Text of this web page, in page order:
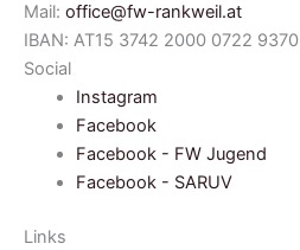
Mail: office@fw-rankweil.at
IBAN: AT15 3742 2000 0722 9370
Social
Instagram
Facebook
Facebook - FW Jugend
Facebook - SARUV
Links